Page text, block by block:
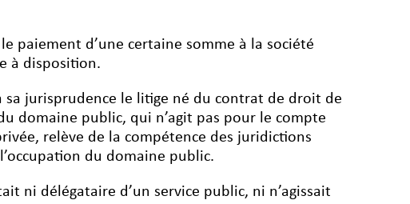
paiement d’une certaine somme à la société
à disposition.
sa jurisprudence le litige né du contrat de droit de
domaine public, qui n’agit pas pour le compte
relève de la compétence des juridictions
du domaine public.
ni délégataire d’un service public, ni n’agissait